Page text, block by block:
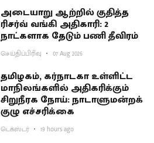
அடையாறு ஆற்றில் குதித்த
ரிசர்வ் வங்கி அதிகாரி: 2
நாட்களாக தேடும் பணி தீவிரம்
செய்திப்பிரிவு 07 Aug 2026
தமிழகம், கர்நாடகா உள்ளிட்ட
மாநிலங்களில் அதிகரிக்கும்
சிறுநீரக நோய்: நாடாளுமன்றக்
குழு எச்சரிக்கை
டெக்ஸ்டர் 19 hours ago